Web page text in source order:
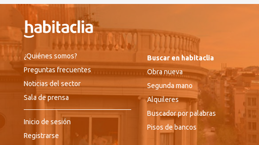
¿Quiénes somos?
Preguntas frecuentes
Noticias del sector
Sala de prensa
Inicio de sesión
Registrarse
Buscar en habitaclia
Obra nueva
Segunda mano
Alquileres
Buscador por palabras
Pisos de bancos